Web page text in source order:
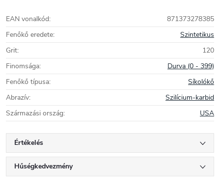
már az őskor óta bányásszák, és manapság a köveket rendkívül
nagyra értékelik sokoldalúságuk és tartósságuk miatt.
EAN vonalkód:
871373278385
Fenőkő eredete:
Szintetikus
Grit:
120
Finomsága:
Durva (0 - 399)
Fenőkő típusa:
Síkolókő
Abrazív:
Szilícium-karbid
Származási ország: USA
Értékelés
Hűségkedvezmény